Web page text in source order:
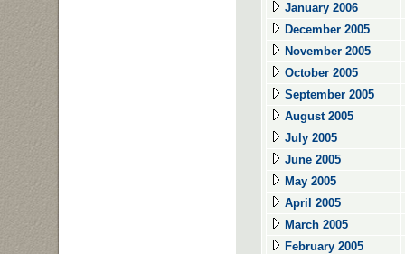
January 2006
December 2005
November 2005
October 2005
September 2005
August 2005
July 2005
June 2005
May 2005
April 2005
March 2005
February 2005